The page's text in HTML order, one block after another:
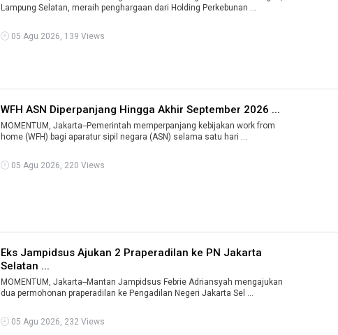
Lampung Selatan, meraih penghargaan dari Holding Perkebunan ...
05 Agu 2026, 139 Views
WFH ASN Diperpanjang Hingga Akhir September 2026 ...
MOMENTUM, Jakarta--Pemerintah memperpanjang kebijakan work from
home (WFH) bagi aparatur sipil negara (ASN) selama satu hari ...
05 Agu 2026, 220 Views
Eks Jampidsus Ajukan 2 Praperadilan ke PN Jakarta
Selatan ...
MOMENTUM, Jakarta--Mantan Jampidsus Febrie Adriansyah mengajukan
dua permohonan praperadilan ke Pengadilan Negeri Jakarta Sel ...
05 Agu 2026, 232 Views